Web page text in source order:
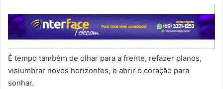
É tempo também de olhar para a frente, refazer planos,
vislumbrar novos horizontes, e abrir o coração para
sonhar.